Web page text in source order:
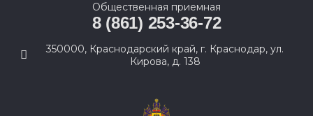
Общественная приемная
8 (861) 253-36-72
350000, Краснодарский край, г. Краснодар, ул.
Кирова, д. 138